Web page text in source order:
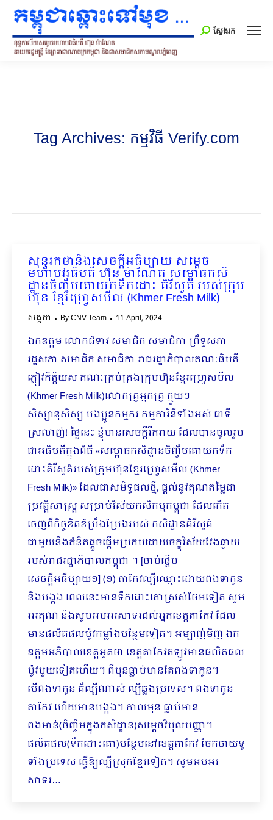
Search:
ស្វែងរក
Tag Archives: កម្មវិធី Verify.com
សុន្ទរកថានិងសេចក្ដីអធិប្បាយ សម្ដេច
មហាបវរធិបតី ហ៊ុន ម៉ាណែត សម្ពោធ​​កសិ
ដ្ឋានចិញ្ចឹមគោយកទឹកដោះ គិរីសួគ៌ របស់ក្រុម
ហ៊ុន ខ្មែរហ្រ្វេសមីល (Khmer Fresh Milk)
សង្កថា ByCNV Team 11 April, 2024
ឯកឧត្តម លោកជំទាវ សមាជិក សមាជិកា ព្រឹទ្ធសភា
រដ្ឋសភា សមាជិក សមាជិកា រាជរដ្ឋាភិបាលគណៈធិបតី
ភ្ញៀវកិត្តិយស គណៈគ្រប់គ្រងក្រុមហ៊ុនខ្មែរហ្រ្វេសមីល
(Khmer Fresh Milk)លោកគ្រូអ្នកគ្រូ ក្មួយៗ
សិស្សានុសិស្ស បងប្អូនកម្មករ កម្មការិនីទាំងអស់ ជាទី
ស្រលាញ់! ថ្ងៃនេះ ខ្ញុំមានសេចក្តីរីករាយ ដែលបានចូលរួម
ជាអធិបតីក្នុងពិធី «សម្ពោធ​​កសិដ្ឋានចិញ្ចឹមគោយកទឹក
ដោះគិរីសួគ៌របស់ក្រុមហ៊ុនខ្មែរហ្រ្វេសមីល (Khmer
Fresh Milk)» ដែលជាសមិទ្ធផលថ្មី, ផ្តល់នូវគុណតម្លៃជា
ប្រវត្តិសាស្រ្ត សម្រាប់វិស័យ​កសិកម្ម​កម្ពុជា ដែលកើត
ចេញពីកិច្ចខិតខំប្រឹងប្រែងរបស់ កសិដ្ឋានគិរីសួគ៌​
ជាមួយនឹងគំនិតផ្តួចផ្តើមប្រកបដោយចក្ខុវិស័យវែងឆ្ងាយ
របស់រាជរដ្ឋាភិបាលកម្ពុជា ។ [ចាប់ផ្ដើម
សេចក្ដីអធីប្បាយ១] (១) តាកែវល្បីឈ្មោះដោយពងទាកូន
និងបង្កង ពេលនេះមានទឹកដោះគោស្រស់ថែមទៀត សូម
អរគុណ និងសូមអបអរសាទរដល់អ្នកខេត្តតាកែវ ដែល
មានផលិតផលប៉ូវកម្លាំងបន្ថែមទៀត។ អម្បាញ់មិញ ឯក
ឧត្តមអភិបាលខេត្តអួតថា ខេត្តតាកែវឥឡូវមានផលិតផល
ប៉ូវមួយទៀតហើយ។ ពីមុនធ្លាប់មានតែពងទាកូន។
បើពងទាកូន គឺល្បីណាស់ ល្បីឆ្លងប្រទេស។ ពងទាកូន
តាកែវ ហើយមានបង្កង។ កាលមុន ធ្លាប់មាន
ពងមាន់(ចិញ្ចឹម​ក្នុងកសិដ្ឋាន)សម្ដេចវិបុលបញ្ញា។
ផលិតផល(ទឹកដោះគោ)បន្ថែមនៅខេត្តតាកែវ ចែកចាយទូ
ទាំងប្រ​ទេស ធ្វើឱ្យល្បីស្រុកខ្មែរទៀត។ សូមអបអរ
សាទរ…